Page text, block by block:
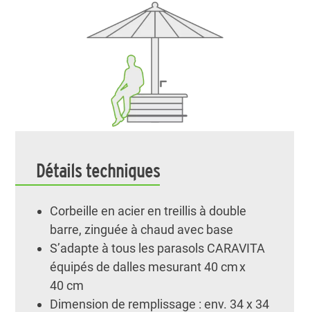
Détails techniques
Corbeille en acier en treillis à double
barre, zinguée à chaud avec base
S’adapte à tous les parasols CARAVITA
équipés de dalles mesurant 40 cm x
40 cm
Dimension de remplissage : env. 34 x 34